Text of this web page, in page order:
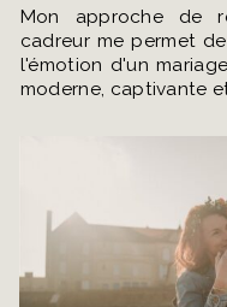
Mon approche de
cadreur me permet
l'émotion d'un
moderne, captivante